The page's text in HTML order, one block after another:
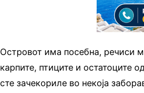
Островот има посебна, речиси
карпите, птиците и остатоците
сте зачекориле во некоја